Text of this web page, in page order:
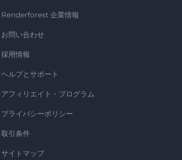
Renderforest 企業情報
お問い合わせ
採用情報
ヘルプとサポート
アフィリエイト・プログラム
プライバシーポリシー
取引条件
サイトマップ